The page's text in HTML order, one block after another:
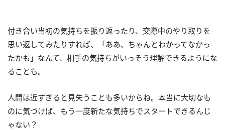
付き合い当初の気持ちを振り返ったり、交際中のやり取りを
思い返してみたりすれば、「ああ、ちゃんとわかってなかっ
たかも」なんて、相手の気持ちがいっそう理解できるようにな
ることも。
人間は近すぎると見失うことも多いからね。本当に大切なも
のに気づけば、もう一度新たな気持ちでスタートできるんじ
ゃない？